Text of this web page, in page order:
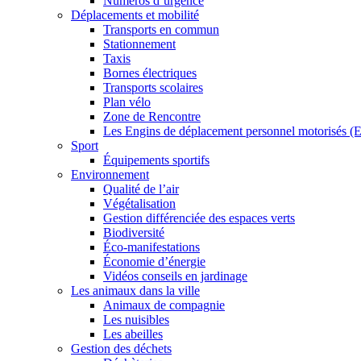
Déplacements et mobilité
Transports en commun
Stationnement
Taxis
Bornes électriques
Transports scolaires
Plan vélo
Zone de Rencontre
Les Engins de déplacement personnel motorisés
Sport
Équipements sportifs
Environnement
Qualité de l’air
Végétalisation
Gestion différenciée des espaces verts
Biodiversité
Éco-manifestations
Économie d’énergie
Vidéos conseils en jardinage
Les animaux dans la ville
Animaux de compagnie
Les nuisibles
Les abeilles
Gestion des déchets